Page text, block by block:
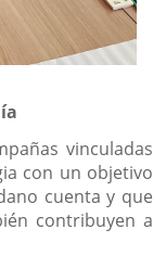
vinculadas
con un objetivo
cuenta y que
contribuyen a